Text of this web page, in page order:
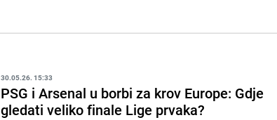
30.05.26. 15:33
PSG i Arsenal u borbi za krov Europe: Gdje
gledati veliko finale Lige prvaka?